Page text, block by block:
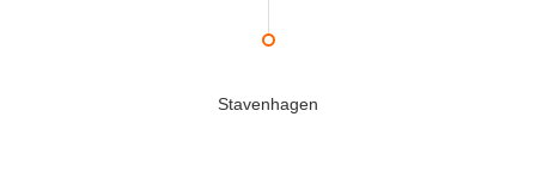
Stavenhagen